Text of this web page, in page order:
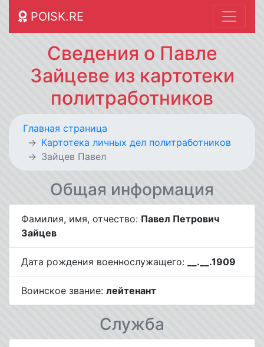
POISK.RE
Сведения о Павле
Зайцеве из картотеки
политработников
Главная страница
Картотека личных дел политработников
Зайцев Павел
Общая информация
Фамилия, имя, отчество: Павел Петрович
Зайцев
Дата рождения военнослужащего: __.__.1909
Воинское звание: лейтенант
Служба